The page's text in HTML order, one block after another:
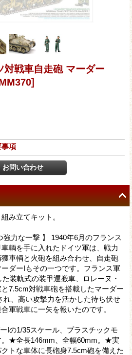
対戦車自走砲 マーダー
項
み立てキット。
強力な一撃 】 1940年6月のフランス
輌を手に入れたドイツ軍は、戦力
車輌と火砲を組み合わせ、自走砲
ダーIもその一つです。フランス軍
装軌式の装甲運搬車、ロレーヌ・
7.5cm対戦車砲を搭載したマーダー
れ、高い攻撃力を活かした待ち伏せ
軍戦車に一矢を報いたのです。
Iの1/35スケール、プラスチックモ
。★全長146mm、全幅60mm。★実
トな車体に長砲身7.5cm砲を備えた